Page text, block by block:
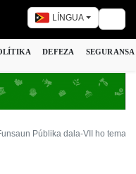
LÍNGUA
DEFEZA SEGURANSA
Públika dala-VII ho tema